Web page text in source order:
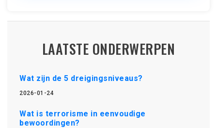
LAATSTE ONDERWERPEN
Wat zijn de 5 dreigingsniveaus?
2026-01-24
Wat is terrorisme in eenvoudige
bewoordingen?